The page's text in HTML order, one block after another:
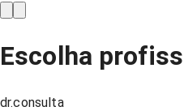
Escolha
dr.consulta